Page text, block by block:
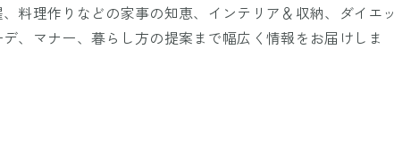
料理作りなどの家事の知恵、インテリア＆収納、ダイエッ
、マナー、暮らし方の提案まで幅広く情報をお届けしま